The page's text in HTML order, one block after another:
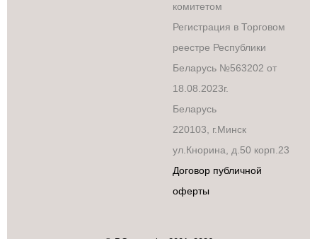
комитетом
Регистрация в Торговом
реестре Республики
Беларусь №563202 от
18.08.2023г.
Беларусь
220103, г.Минск
ул.Кнорина, д.50 корп.23
Договор публичной
оферты